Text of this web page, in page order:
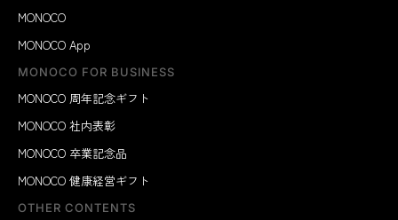
MONOCO
MONOCO App
MONOCO FOR BUSINESS
MONOCO 周年記念ギフト
MONOCO 社内表彰
MONOCO 卒業記念品
MONOCO 健康経営ギフト
OTHER CONTENTS